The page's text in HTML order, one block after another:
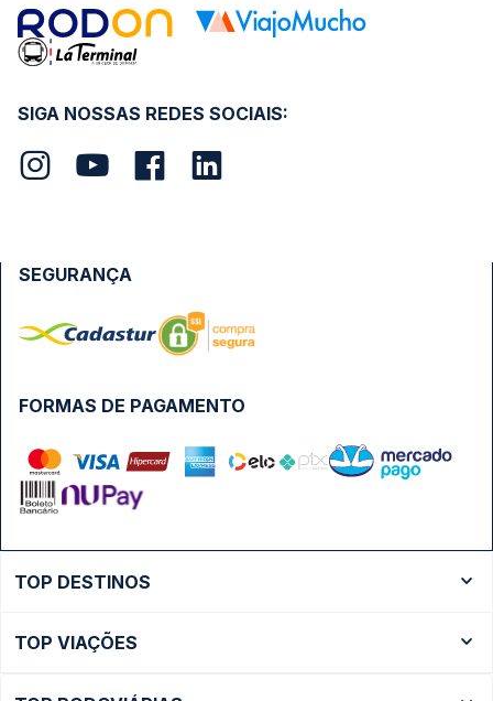
SIGA NOSSAS REDES SOCIAIS:
FORMAS DE PAGAMENTO
SEGURANÇA
TOP DESTINOS
Ônibus São Paulo
TOP VIAÇÕES